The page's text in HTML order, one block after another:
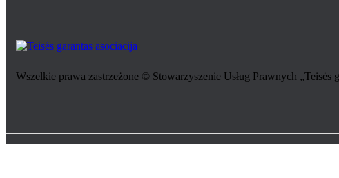
Wszelkie prawa zastrzeżone © Stowarzyszenie Usług Prawnych